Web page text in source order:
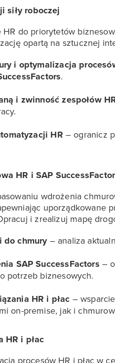
siły roboczej
HR do priorytetów
opartą na sztucznej
i optymalizacja
.
i zwinność zespołów
HR – ogranicz
HR i SAP
wdrożenia
uporządkowane
i zrealizuj mapę
do chmury– analiza
SAP SuccessFactors –
potrzeb biznesowych.
HR i płac –
on-premise, jak i
HR i płac
procesów HR i płac w